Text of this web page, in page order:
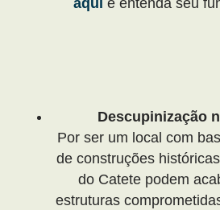
aqui e entenda seu
Descupinização
Por ser um local com
de construções
do Catete podem
estruturas